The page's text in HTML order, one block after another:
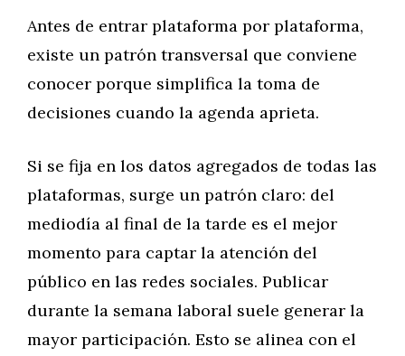
Antes de entrar plataforma por plataforma,
existe un patrón transversal que conviene
conocer porque simplifica la toma de
decisiones cuando la agenda aprieta.
Si se fija en los datos agregados de todas las
plataformas, surge un patrón claro: del
mediodía al final de la tarde es el mejor
momento para captar la atención del
público en las redes sociales. Publicar
durante la semana laboral suele generar la
mayor participación. Esto se alinea con el